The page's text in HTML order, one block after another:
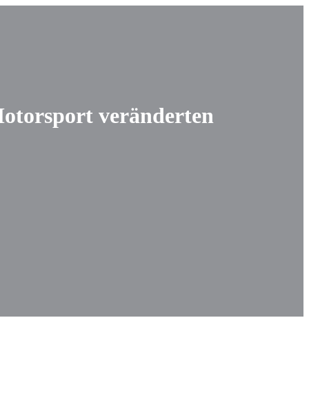
veränderten